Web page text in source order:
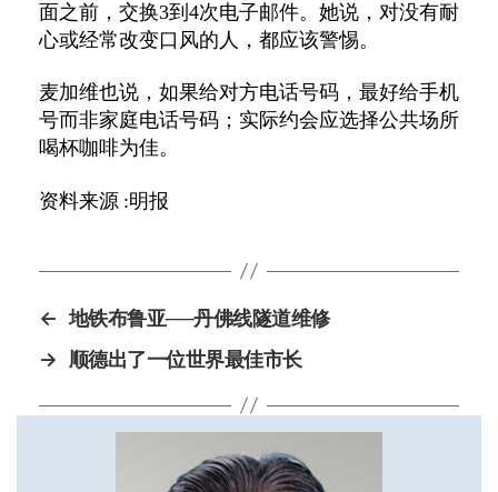
面之前，交换3到4次电子邮件。她说，对没有耐
心或经常改变口风的人，都应该警惕。
麦加维也说，如果给对方电话号码，最好给手机
号而非家庭电话号码；实际约会应选择公共场所
喝杯咖啡为佳。
资料来源 :明报
← 地铁布鲁亚──丹佛线隧道维修
→
顺德出了一位世界最佳市长